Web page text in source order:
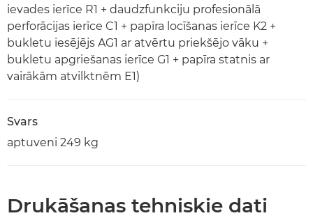
ievades ierīce R1 + daudzfunkciju profesionālā
perforācijas ierīce C1 + papīra locīšanas ierīce K2 +
bukletu iesējējs AG1 ar atvērtu priekšējo vāku +
bukletu apgriešanas ierīce G1 + papīra statnis ar
vairākām atvilktnēm E1)
Svars
aptuveni 249 kg
Drukāšanas tehniskie dati